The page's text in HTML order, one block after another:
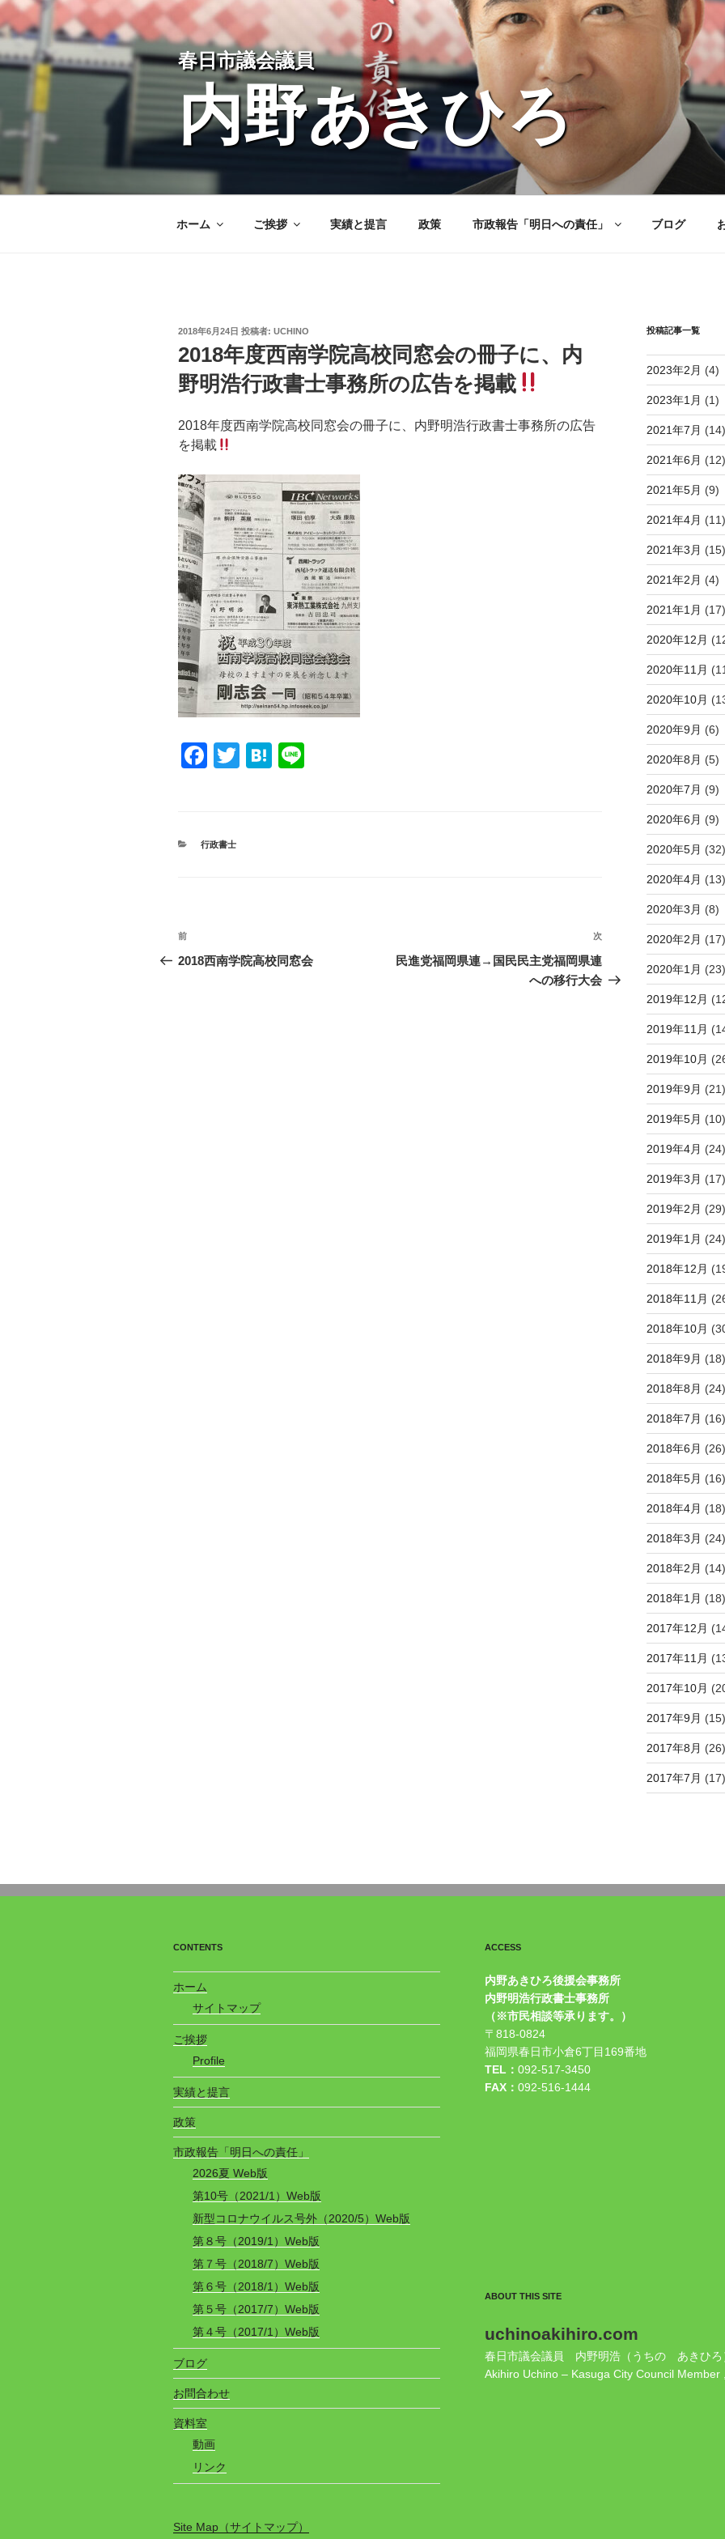
コ
ン
ン
プ
春日市議会議員
内野あきひろ
ホーム ご挨拶 実績と提言 政策 市政報告「明日への責任」 ブログ
投
日:
2018年6月24日 投稿者: UCHINO
2018年度西南学院高校同窓会の冊子に、内
野明浩行政書士事務所の広告を掲載
2018年度西南学院高校同窓会の冊子に、内野明浩行政書士事務所の広告
を掲載
F
e
b
T
H
カ
行政書士
投
稿
過
去
前
2018西南学院高校同窓会
次
の
投
次
民進党福岡県連→国民民主党福岡県連
への移行大会
投稿記事一覧
2023年2月 (4)
2023年1月 (1)
2021年7月 (14)
2021年6月 (12)
2021年5月 (9)
2021年4月 (11)
2021年3月 (15)
2021年2月 (4)
2021年1月 (17)
2020年12月
2020年11月
2020年10月
2020年9月 (6)
2020年8月 (5)
2020年7月 (9)
2020年6月 (9)
2020年5月 (32)
2020年4月 (13)
2020年3月 (8)
2020年2月 (17)
2020年1月 (23)
2019年12月
2019年11月
2019年10月
2019年9月 (21)
2019年5月 (10)
2019年4月 (24)
2019年3月 (17)
2019年2月 (29)
2019年1月 (24)
2018年12月
2018年11月
2018年10月
2018年9月 (18)
2018年8月 (24)
2018年7月 (16)
2018年6月 (26)
2018年5月 (16)
2018年4月 (18)
2018年3月 (24)
2018年2月 (14)
2018年1月 (18)
2017年12月
2017年11月
2017年10月
2017年9月 (15)
2017年8月 (26)
2017年7月 (17)
CONTENTS
ホーム
サイトマップ
ご挨拶
Profile
実績と提言
政策
市政報告「明日への責任」
2026夏 Web版
第10号（2021/1）Web版
新型コロナウイルス号外（2020/5）Web版
第８号（2019/1）Web版
第７号（2018/7）Web版
第６号（2018/1）Web版
第５号（2017/7）Web版
第４号（2017/1）Web版
ブログ
お問合わせ
資料室
動画
リンク
Site Map（サイトマップ）
ACCESS
内野あきひろ後援会事務所
内野明浩行政書士事務所
（※市民相談等承ります。）
〒818-0824
福岡県春日市小倉6丁目169番地
TEL： 092-517-3450
FAX： 092-516-1444
ABOUT THIS SITE
uchinoakihiro.com
春日市議会議員 内野明浩（うちの あきひろ
Akihiro Uchino – Kasuga City Council Member